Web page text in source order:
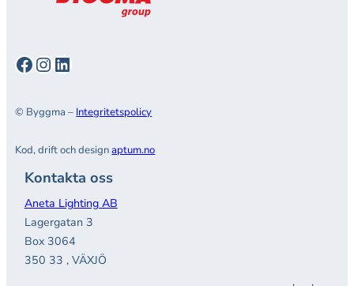
Facebook
Instagram
LinkedIn
© Byggma – Integritetspolicy
Kod, drift och designaptum.no
Kontakta oss
Aneta Lighting AB
Lagergatan 3
Box 3064
350 33 , VÄXJÖ